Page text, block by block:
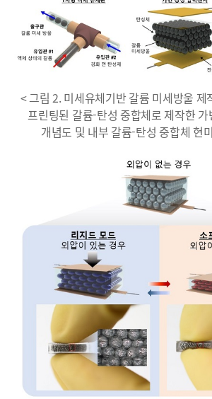
< 그림 2. 미세유체기반 갈륨 미세방울 제
프린팅된 갈륨-탄성 중합체로 제작한
개념도 및 내부 갈륨-탄성 중합체 현